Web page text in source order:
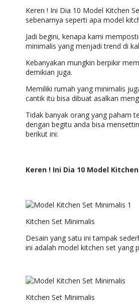
Keren ! Ini Dia 10 Model Kitchen
sebenarnya seperti apa model
Jadi begini, kenapa kami
minimalis yang menjadi trend di
Kebanyakan mungkin berpikir
demikian juga.
Memiliki rumah yang minimalis
cantik itu bisa dibuat asalkan
Tidak banyak orang yang paham
dengan begitu anda bisa
berikut ini:
Keren ! Ini Dia 10 Model
Kitchen Set Minimalis
Desain yang satu ini tampak
ini adalah model kitchen set yang
Kitchen Set Minimalis